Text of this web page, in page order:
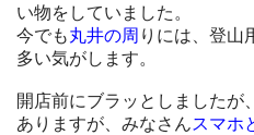
い物をしていました。
今でも丸井の周 りには、登山
多い気がします。
開店前にブラッとしましたが
ありますが、みなさんスマホ